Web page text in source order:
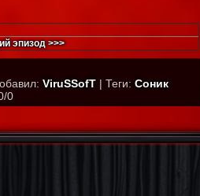
эпизод >>>
: ViruSSofT | Теги: Соник
/0